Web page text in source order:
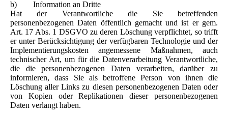
b) Information an Dritte
Hat der Verantwortliche die Sie betreffenden
personenbezogenen Daten öffentlich gemacht und ist er gem.
Art. 17 Abs. 1 DSGVO zu deren Löschung verpflichtet, so trifft
er unter Berücksichtigung der verfügbaren Technologie und der
Implementierungskosten angemessene Maßnahmen, auch
technischer Art, um für die Datenverarbeitung Verantwortliche,
die die personenbezogenen Daten verarbeiten, darüber zu
informieren, dass Sie als betroffene Person von ihnen die
Löschung aller Links zu diesen personenbezogenen Daten oder
von Kopien oder Replikationen dieser personenbezogenen
Daten verlangt haben.